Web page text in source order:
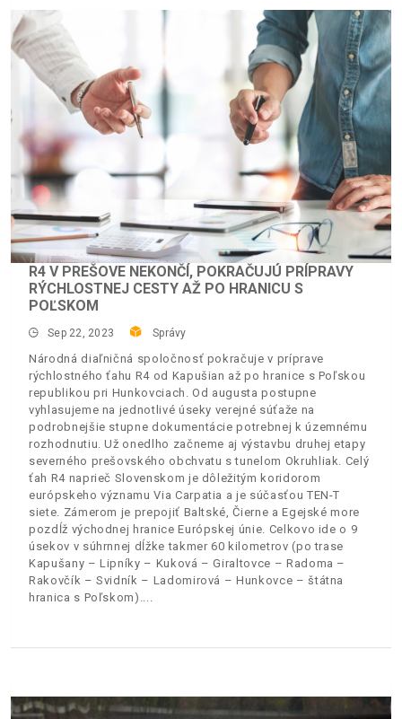
R4 V PREŠOVE NEKONČÍ, POKRAČUJÚ PRÍPRAVY
RÝCHLOSTNEJ CESTY AŽ PO HRANICU S
POĽSKOM
Sep 22, 2023 Správy
Národná diaľničná spoločnosť pokračuje v príprave
rýchlostného ťahu R4 od Kapušian až po hranice s Poľskou
republikou pri Hunkovciach. Od augusta postupne
vyhlasujeme na jednotlivé úseky verejné súťaže na
podrobnejšie stupne dokumentácie potrebnej k územnému
rozhodnutiu. Už onedlho začneme aj výstavbu druhej etapy
severného prešovského obchvatu s tunelom Okruhliak. Celý
ťah R4 naprieč Slovenskom je dôležitým koridorom
európskeho významu Via Carpatia a je súčasťou TEN-T
siete. Zámerom je prepojiť Baltské, Čierne a Egejské more
pozdĺž východnej hranice Európskej únie. Celkovo ide o 9
úsekov v súhrnnej dĺžke takmer 60 kilometrov (po trase
Kapušany – Lipníky – Kuková – Giraltovce – Radoma –
Rakovčík – Svidník – Ladomirová – Hunkovce – štátna
hranica s Poľskom).